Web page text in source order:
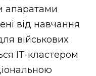
апаратами
від навчання
військових
ІТ-кластером